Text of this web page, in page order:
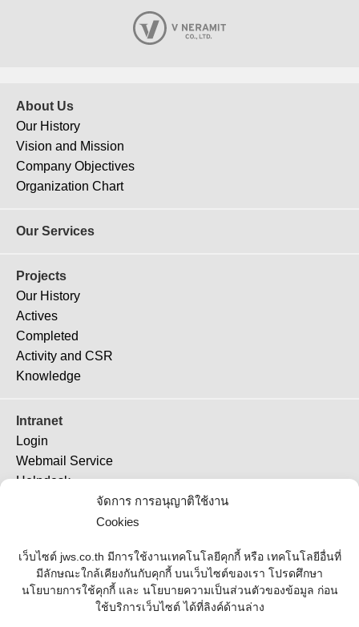
จัดการ การอนุญาติใช้งาน
Cookies
เว็บไซต์ jws.co.th มีการใช้งานเทคโนโลยีคุกกี้ หรือ เทคโนโลยีอื่นที่
มีลักษณะใกล้เคียงกันกับคุกกี้ บนเว็บไซต์ของเรา โปรดศึกษา
นโยบายการใช้คุกกี้ และ นโยบายความเป็นส่วนตัวของข้อมูล ก่อน
ใช้บริการเว็บไซต์ ได้ที่ลิงค์ด้านล่าง
About Us
Our History
Vision and Mission
Company Objectives
Organization Chart
Our Services
Projects
Our History
Actives
Completed
Activity and CSR
Knowledge
Intranet
Login
Webmail Service
Helpdesk
TeamViewer 11
TeamViewer (QS)
Supplier